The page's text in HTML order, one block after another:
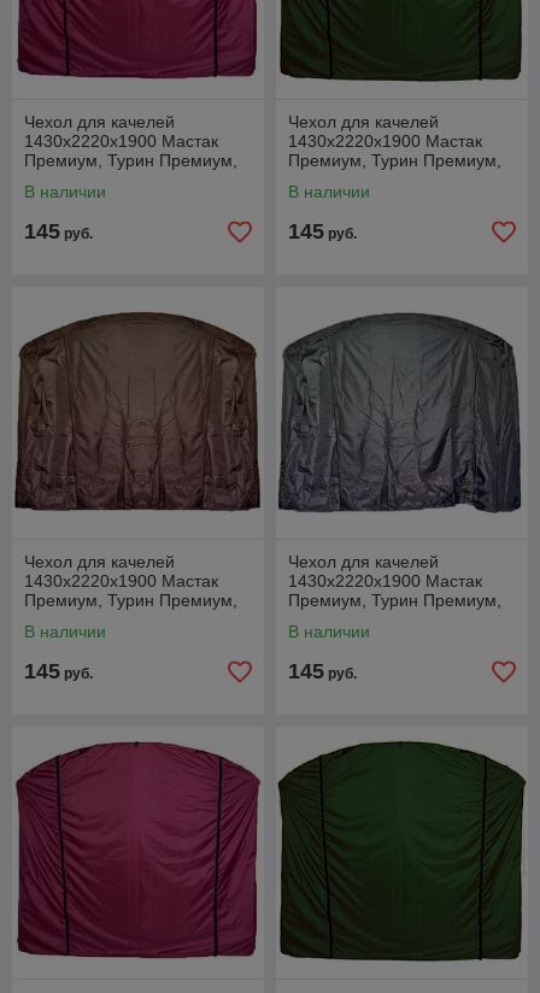
Чехол для качелей
1430х2220х1900 Мастак
Премиум, Турин Премиум,
В наличии
145 руб.
Чехол для качелей
1430х2220х1900 Мастак
Премиум, Турин Премиум,
В наличии
145 руб.
Чехол для качелей
1430х2220х1900 Мастак
Премиум, Турин Премиум,
В наличии
145 руб.
Чехол для качелей
1430х2220х1900 Мастак
Премиум, Турин Премиум,
В наличии
145 руб.